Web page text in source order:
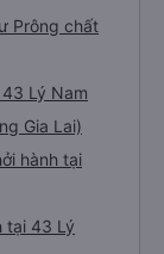
Prông chất
Lý Nam
Gia Lai)
hành tại
tại 43 Lý